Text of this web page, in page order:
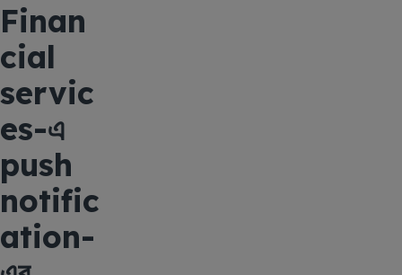
Finan
cial
servic
es-এ
push
notific
ation-